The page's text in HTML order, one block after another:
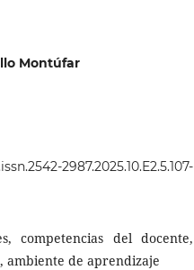
Montúfar
2987.2025.10.E2.5.107-
competencias del docente,
ambiente de aprendizaje